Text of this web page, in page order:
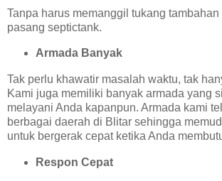
Tanpa harus memanggil tukang
pasang septictank.
Armada Banyak
Tak perlu khawatir masalah waktu, tak
Kami juga memiliki banyak armada yang
melayani Anda kapanpun. Armada kami
berbagai daerah di Blitar sehingga
untuk bergerak cepat ketika Anda
Respon Cepat